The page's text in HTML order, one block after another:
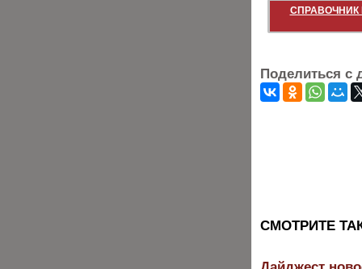
СПРАВОЧНИК
Поделиться с
CМОТРИТЕ